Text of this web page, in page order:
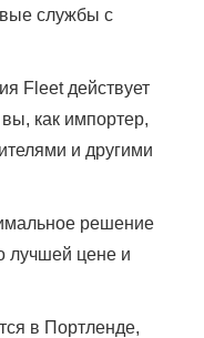
службы с
Fleet действует
вы, как импортер,
и другими
решение
лучшей цене и
в Портленде,